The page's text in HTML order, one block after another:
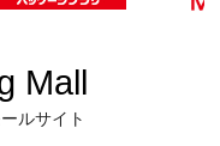
Mall
ルサイト